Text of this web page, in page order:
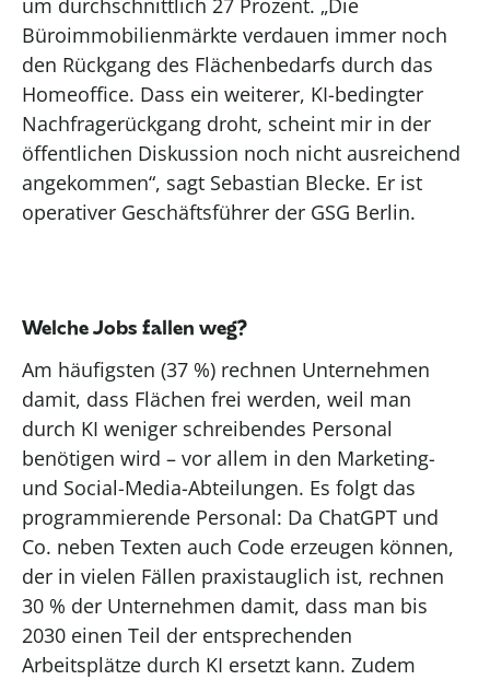
um durchschnittlich 27 Prozent. „Die
Büroimmobilienmärkte verdauen immer noch
den Rückgang des Flächenbedarfs durch das
Homeoffice. Dass ein weiterer, KI-bedingter
Nachfragerückgang droht, scheint mir in der
öffentlichen Diskussion noch nicht ausreichend
angekommen“, sagt Sebastian Blecke. Er ist
operativer Geschäftsführer der GSG Berlin.
Welche Jobs fallen weg?
Am häufigsten (37 %) rechnen Unternehmen
damit, dass Flächen frei werden, weil man
durch KI weniger schreibendes Personal
benötigen wird – vor allem in den Marketing-
und Social-Media-Abteilungen. Es folgt das
programmierende Personal: Da ChatGPT und
Co. neben Texten auch Code erzeugen können,
der in vielen Fällen praxistauglich ist, rechnen
30 % der Unternehmen damit, dass man bis
2030 einen Teil der entsprechenden
Arbeitsplätze durch KI ersetzt kann. Zudem